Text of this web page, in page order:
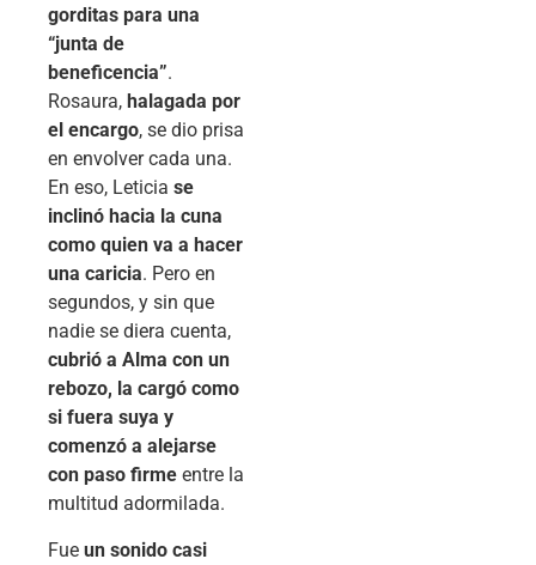
gorditas para una
“junta de
beneficencia”.
Rosaura, halagada por
el encargo, se dio prisa
en envolver cada una.
En eso, Leticia se
inclinó hacia la cuna
como quien va a hacer
una caricia. Pero en
segundos, y sin que
nadie se diera cuenta,
cubrió a Alma con un
rebozo, la cargó como
si fuera suya y
comenzó a alejarse
con paso firme entre la
multitud adormilada.
Fue un sonido casi